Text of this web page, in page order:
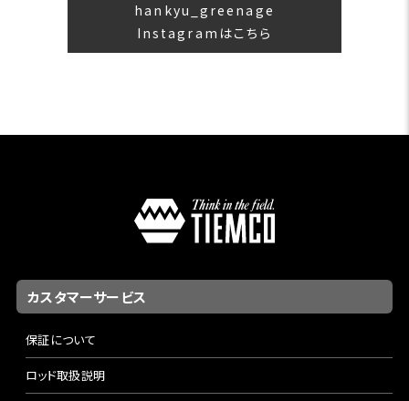
hankyu_greenage
Instagramはこちら
カスタマーサービス
保証について
ロッド取扱説明